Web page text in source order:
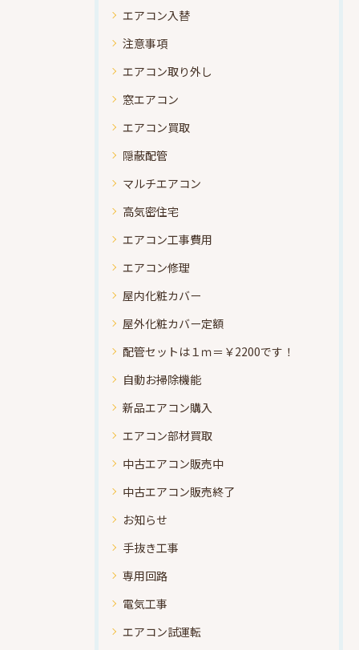
エアコン入替
注意事項
エアコン取り外し
窓エアコン
エアコン買取
隠蔽配管
マルチエアコン
高気密住宅
エアコン工事費用
エアコン修理
屋内化粧カバー
屋外化粧カバー定額
配管セットは１ｍ＝￥2200です！
自動お掃除機能
新品エアコン購入
エアコン部材買取
中古エアコン販売中
中古エアコン販売終了
お知らせ
手抜き工事
専用回路
電気工事
エアコン試運転